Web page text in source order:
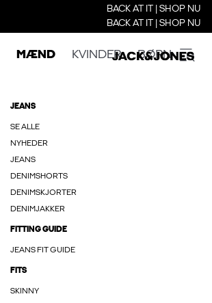
BACK AT IT | SHOP NU
BACK AT IT | SHOP NU
MÆND KVINDER BØRN
JEANS
SE ALLE
NYHEDER
JEANS
DENIMSHORTS
DENIMSKJORTER
DENIMJAKKER
FITTING GUIDE
JEANS FIT GUIDE
FITS
SKINNY